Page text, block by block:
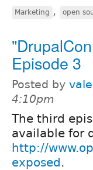
Marketing , open
Episode 3
Posted by
4:10pm
The third
available for
http://
exposed.